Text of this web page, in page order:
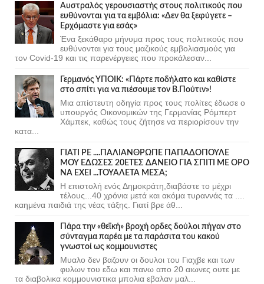
Αυστραλός γερουσιαστής στους πολιτικούς που
ευθύνονται για τα εμβόλια: «Δεν θα ξεφύγετε –
Ερχόμαστε για εσάς»
Ένα ξεκάθαρο μήνυμα προς τους πολιτικούς που
ευθύνονται για τους μαζικούς εμβολιασμούς για
τον Covid-19 και τις παρενέργειες που προκάλεσαν...
Γερμανός ΥΠΟΙΚ: «Πάρτε ποδήλατο και καθίστε
στο σπίτι για να πιέσουμε τον Β.Πούτιν»!
Μια απίστευτη οδηγία προς τους πολίτες έδωσε ο
υπουργός Οικονομικών της Γερμανίας Ρόμπερτ
Χάμπεκ, καθώς τους ζήτησε να περιορίσουν την
κατα...
ΓΙΑΤΙ ΡΕ ....ΠΑΛΙΑΝΘΡΩΠΕ ΠΑΠΑΔΟΠΟΥΛΕ
ΜΟΥ ΕΔΩΣΕΣ 20ΕΤΕΣ ΔΑΝΕΙΟ ΓΙΑ ΣΠΙΤΙ ΜΕ ΟΡΟ
ΝΑ ΕΧΕΙ ...ΤΟΥΑΛΕΤΑ ΜΕΣΑ;
Η επιστολή ενός Δημοκράτη,διαβάστε το μέχρι
τέλους...40 χρόνια μετά και ακόμα τυραννάς τα ....
καημένα παιδιά της νέας τάξης. Γιατί βρε άθ...
Πάρα την «θεϊκή» βροχή ορδες δούλοι πήγαν στο
σύνταγμα παρέα με τα παράσιτα του κακού
γνωστοί ως κομμουνιστες
Μυαλο δεν βαζουν οι δουλοι του Γιαχβε και των
φυλων του εδω και πανω απο 20 αιωνες ουτε με
τα διαβολικα κομμουνιστικα μπολια εβαλαν μαλ...